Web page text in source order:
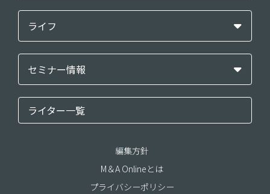
ライフ
セミナー情報
ライター一覧
編集方針
M＆A Onlineとは
プライバシーポリシー